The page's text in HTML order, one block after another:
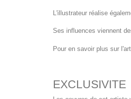
L'illustrateur réalise
Ses influences viennent
Pour en savoir plus sur
EXCLUSIVITE